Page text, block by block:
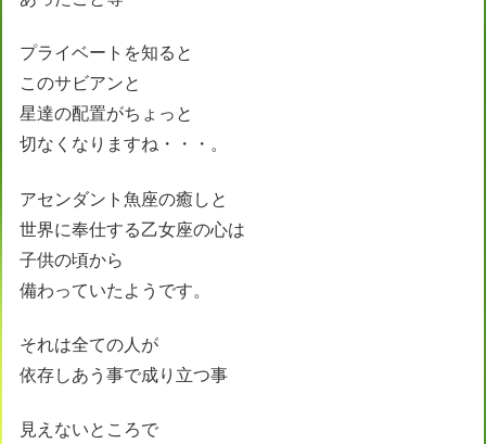
プライベートを知ると
このサビアンと
星達の配置がちょっと
切なくなりますね・・・。
アセンダント魚座の癒しと
世界に奉仕する乙女座の心は
子供の頃から
備わっていたようです。
それは全ての人が
依存しあう事で成り立つ事
見えないところで